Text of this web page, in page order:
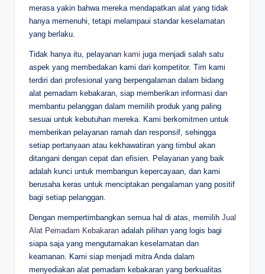
merasa yakin bahwa mereka mendapatkan alat yang tidak
hanya memenuhi, tetapi melampaui standar keselamatan
yang berlaku.
Tidak hanya itu, pelayanan kami juga menjadi salah satu
aspek yang membedakan kami dari kompetitor. Tim kami
terdiri dari profesional yang berpengalaman dalam bidang
alat pemadam kebakaran, siap memberikan informasi dan
membantu pelanggan dalam memilih produk yang paling
sesuai untuk kebutuhan mereka. Kami berkomitmen untuk
memberikan pelayanan ramah dan responsif, sehingga
setiap pertanyaan atau kekhawatiran yang timbul akan
ditangani dengan cepat dan efisien. Pelayanan yang baik
adalah kunci untuk membangun kepercayaan, dan kami
berusaha keras untuk menciptakan pengalaman yang positif
bagi setiap pelanggan.
Dengan mempertimbangkan semua hal di atas, memilih Jual
Alat Pemadam Kebakaran adalah pilihan yang logis bagi
siapa saja yang mengutamakan keselamatan dan
keamanan. Kami siap menjadi mitra Anda dalam
menyediakan alat pemadam kebakaran yang berkualitas